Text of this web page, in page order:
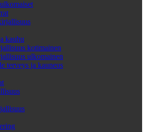
kauhu
kotimainen
ulkomainen
terveys ja kauneus